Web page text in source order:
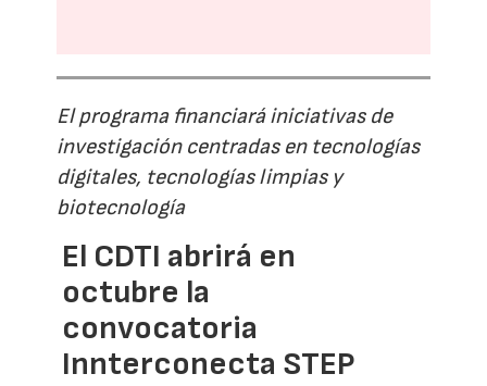
El programa financiará iniciativas de
investigación centradas en tecnologías
digitales, tecnologías limpias y
biotecnología
El CDTI abrirá en
octubre la
convocatoria
Innterconecta STEP